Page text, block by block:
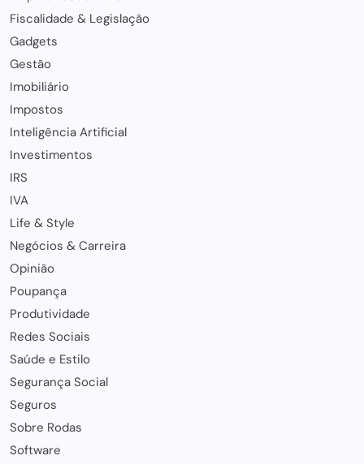
Fiscalidade & Legislação
Gadgets
Gestão
Imobiliário
Impostos
Inteligência Artificial
Investimentos
IRS
IVA
Life & Style
Negócios & Carreira
Opinião
Poupança
Produtividade
Redes Sociais
Saúde e Estilo
Segurança Social
Seguros
Sobre Rodas
Software